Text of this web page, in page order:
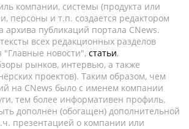
компании, системы (продукта или
персоны и т.п. создается редактором
архива публикаций портала CNews.
всех редакционных разделов
"Главные новости", статьи,
рынков, интервью, а также
проектов). Таким образом, чем
на CNews было с именем компании
тем более информативен профиль.
дополнен (обогащен) дополнительной
презентацией о компании или